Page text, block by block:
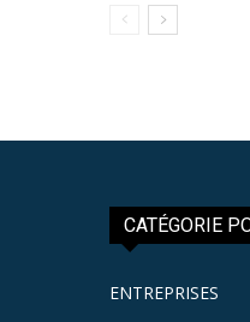
CATÉGORIE
ENTREPRISES